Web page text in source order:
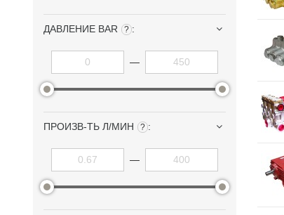
ДАВЛЕНИЕ BAR ? :
—
ПРОИЗВ-ТЬ Л/МИН ? :
—